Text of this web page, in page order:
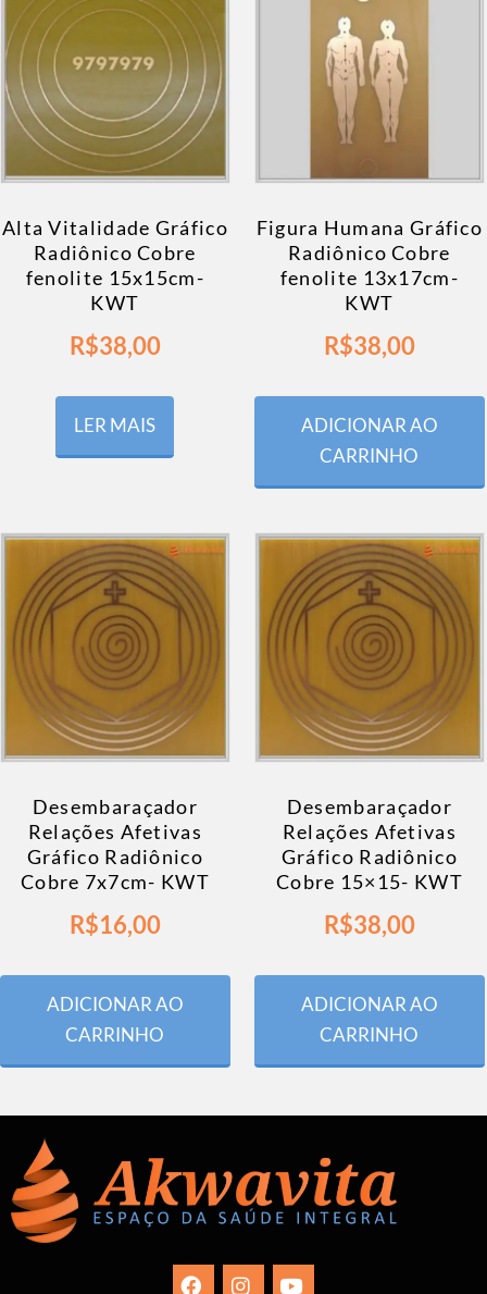
Alta Vitalidade Gráfico
Radiônico Cobre
fenolite 15x15cm-
KWT
R$38,00
LER MAIS
Figura Humana Gráfico
Radiônico Cobre
fenolite 13x17cm-
KWT
R$38,00
ADICIONAR AO
CARRINHO
Desembaraçador
Relações Afetivas
Gráfico Radiônico
Cobre 7x7cm- KWT
R$16,00
ADICIONAR AO
CARRINHO
Desembaraçador
Relações Afetivas
Gráfico Radiônico
Cobre 15×15- KWT
R$38,00
ADICIONAR AO
CARRINHO